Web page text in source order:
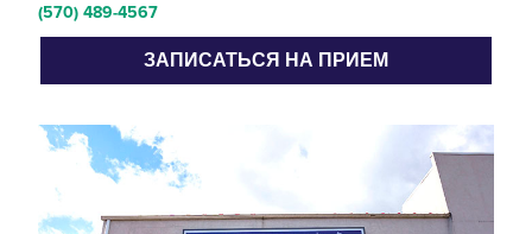
(570) 489-4567
ЗАПИСАТЬСЯ НА ПРИЕМ